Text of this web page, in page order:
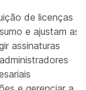
de licenças
e ajustam as
assinaturas